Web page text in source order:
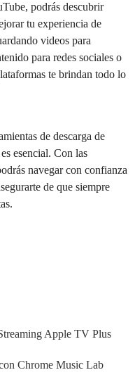
podrás descubrir
tu experiencia de
videos para
para redes sociales o
te brindan todo lo
de descarga de
esencial. Con las
navegar con confianza
de que siempre
Apple TV Plus
Chrome Music Lab